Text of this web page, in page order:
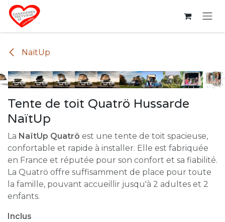
Se rendre au contenu
NaïtUp
Tente de toit Quatrö Hussarde
NaïtUp
La NaïtUp Quatrö est une tente de toit spacieuse,
confortable et rapide à installer. Elle est fabriquée
en France et réputée pour son confort et sa fiabilité.
La Quatrö offre suffisamment de place pour toute
la famille, pouvant accueillir jusqu'à 2 adultes et 2
enfants.
Inclus